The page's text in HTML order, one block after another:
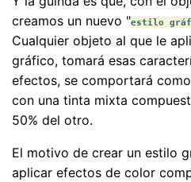
creamos un nuevo "estilo
Cualquier objeto al que le
gráfico, tomará esas
efectos, se comportará
con una tinta mixta
50% del otro.
El motivo de crear un estilo
aplicar efectos de color